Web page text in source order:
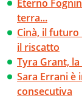
Eterno
terra...
Cinà, il
il riscatto
Tyra Grant,
Sara Errani è
consecutiva